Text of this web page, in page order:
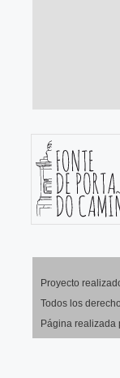
Proyecto
Todos los
Página realizada